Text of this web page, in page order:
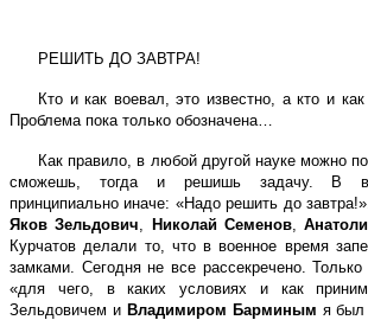
РЕШИТЬ ДО ЗАВТРА!
Кто и как воевал, это известно, а кто и
Проблема пока только обозначена…
Как правило, в любой другой науке можно
сможешь, тогда и решишь задачу. В
принципиально иначе: «Надо решить до
Яков Зельдович
Николай Семенов ,
Курчатов делали то, что в военное время
замками. Сегодня не все рассекречено.
«для чего, в каких условиях и как
Зельдовичем и Владимиром Барминым я был